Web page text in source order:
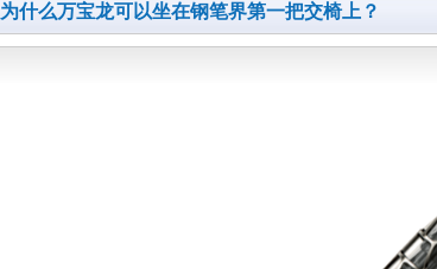
为什么万宝龙可以坐在钢笔界第一把交椅上？